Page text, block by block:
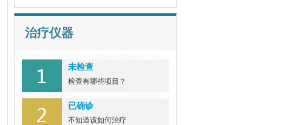
治疗仪器
未检查
检查有哪些项目？
已确诊
不知道该如何治疗